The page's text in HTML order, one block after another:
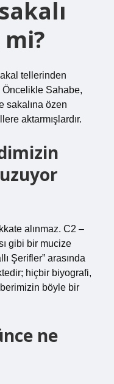
tellerinden
Sahabe,
sakalına özen
aktarmışlardır.
alınmaz. C2 –
gibi bir mucize
Şerifler” arasında
hiçbir biyografi,
böyle bir
ne